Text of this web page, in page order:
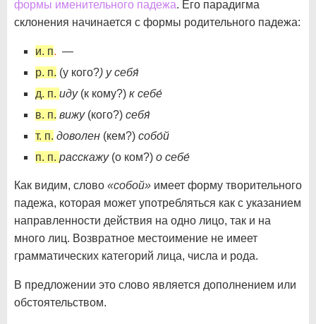
формы именительного падежа. Его парадигма
склонения начинается с формы родительного падежа:
и. п. —
р. п. (у кого?) у себя́
д. п. иду (к кому?) к себе́
в. п. вижу (кого?) себя́
т. п. доволен (кем?) собо́й
п. п. расскажу (о ком?) о себе́
Как видим, слово «собой» имеет форму творительного
падежа, которая может употребляться как с указанием
направленности действия на одно лицо, так и на
много лиц. Возвратное местоимение не имеет
грамматических категорий лица, числа и рода.
В предложении это слово является дополнением или
обстоятельством.